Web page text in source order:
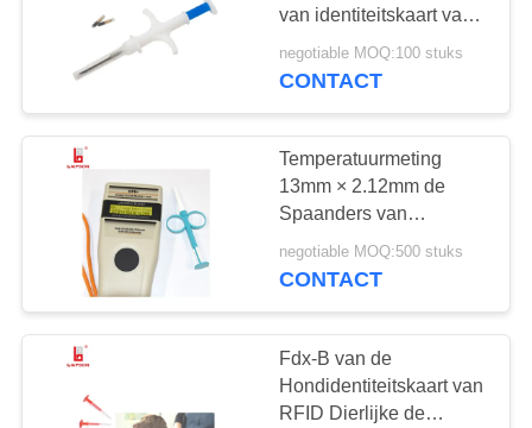
SITEMAP
PRIVACY
POLICY
UHFveemarkeringen
47
veeoormerken
van identiteitskaart van
ISO11784/5 134.2Khz
Inplanteerbare Dierlijke
negotiable MOQ:100 stuks
CONTACT
Temperatuurmeting
13mm × 2.12mm de
Spaanders van
Huisdierenidentiteitskaart,
RFID-Spuit 134.2khz
negotiable MOQ:500 stuks
CONTACT
Fdx-B van de
Hondidentiteitskaart van
RFID Dierlijke de